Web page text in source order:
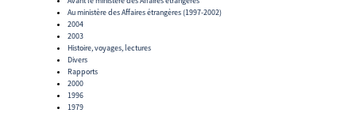
Au ministère des Affaires étrangères (1997-2002)
2004
2003
Histoire, voyages, lectures
Divers
Rapports
2000
1996
1979